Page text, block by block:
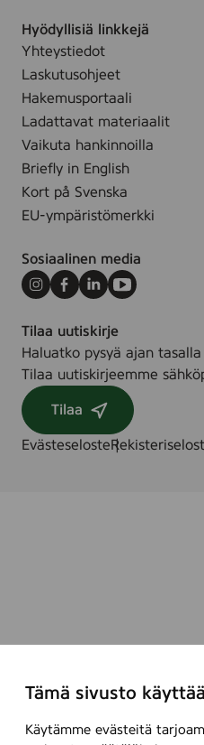
Tämä sivusto
Käytämme evästeitä
s
u
u
n
Hyödyllisiä linkkejä
Yhteystiedot
Laskutusohjeet
Hakemusportaali
Ladattavat materiaalit
Vaikuta hankinnoilla
Briefly in English
Kort på Svenska
EU-ympäristömerkki
Sosiaalinen media
Instagram
Facebook
LinkedInYoutube
Tilaa uutiskirje
Haluatko pysyä ajan
Tilaa uutiskirjeemme
Tilaa
Evästeseloste